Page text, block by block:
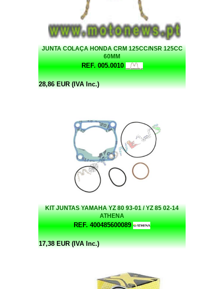
JUNTA COLAÇA HONDA CRM 125CC/NSR 125CC
60MM
REF. 005.0010
28,86 EUR (IVA Inc.)
KIT JUNTAS YAMAHA YZ 80 93-01 / YZ 85 02-14
ATHENA
REF. 400485600089
17,38 EUR (IVA Inc.)